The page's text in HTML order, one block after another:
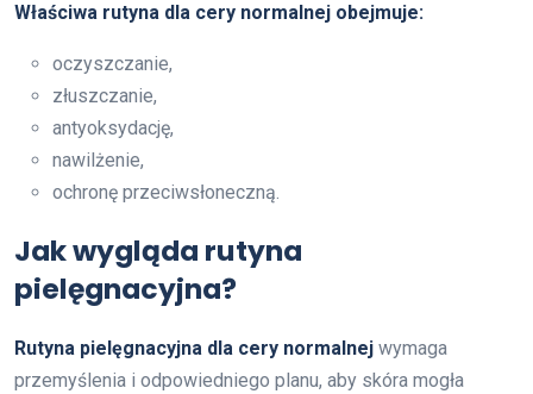
Właściwa rutyna dla cery normalnej obejmuje:
oczyszczanie,
złuszczanie,
antyoksydację,
nawilżenie,
ochronę przeciwsłoneczną.
Jak wygląda rutyna
pielęgnacyjna?
Rutyna pielęgnacyjna dla cery normalnej wymaga
przemyślenia i odpowiedniego planu, aby skóra mogła